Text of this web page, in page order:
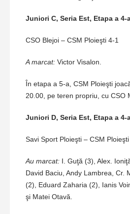
Juniori C, Seria Est, Etapa a 4-
CSO Blejoi – CSM Ploieşti 4-1
A marcat: Victor Visalon.
În etapa a 5-a, CSM Ploieşti
20.00, pe teren propriu, cu CSO
Juniori D, Seria Est, Etapa a 4-
Savi Sport Ploieşti – CSM
Au marcat: I. Guţă (3), Alex.
David Baciu, Andy Lambrea, Cr.
(2), Eduard Zaharia (2), Ianis
şi Matei Otavă.